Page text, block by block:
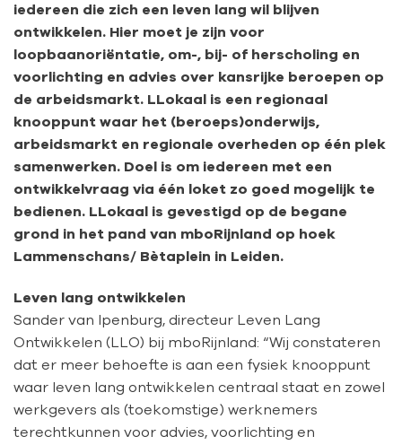
iedereen die zich een leven lang wil blijven
ontwikkelen. Hier moet je zijn voor
loopbaanoriëntatie, om-, bij- of herscholing en
voorlichting en advies over kansrijke beroepen op
de arbeidsmarkt. LLokaal is een regionaal
knooppunt waar het (beroeps)onderwijs,
arbeidsmarkt en regionale overheden op één plek
samenwerken. Doel is om iedereen met een
ontwikkelvraag via één loket zo goed mogelijk te
bedienen. LLokaal is gevestigd op de begane
grond in het pand van mboRijnland op hoek
Lammenschans/ Bètaplein in Leiden.
Leven lang ontwikkelen
Sander van Ipenburg, directeur Leven Lang
Ontwikkelen (LLO) bij mboRijnland: “Wij constateren
dat er meer behoefte is aan een fysiek knooppunt
waar leven lang ontwikkelen centraal staat en zowel
werkgevers als (toekomstige) werknemers
terechtkunnen voor advies, voorlichting en